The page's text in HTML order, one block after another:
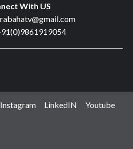
With US
Instagram LinkedIN Youtube